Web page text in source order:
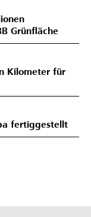
Grünfläche
Kilometer für
fertiggestellt